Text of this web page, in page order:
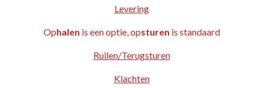
Levering
Ophalen is een optie, opsturen is standaard
Ruilen/Terugsturen
Klachten